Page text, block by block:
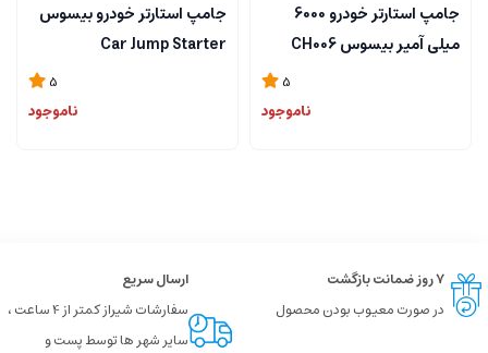
جامپ استارتر خودرو 6000
میلی آمپر بیسوس CH006
5
ناموجود
جامپ استارتر خودرو بیسوس
Car Jump Starter
5
ناموجود
۷ روز ضمانت بازگشت
در صورت معیوب بودن محصول
ارسال سریع
سفارشات شیراز کمتر از 4 ساعت ،
سایر شهر ها توسط پست و